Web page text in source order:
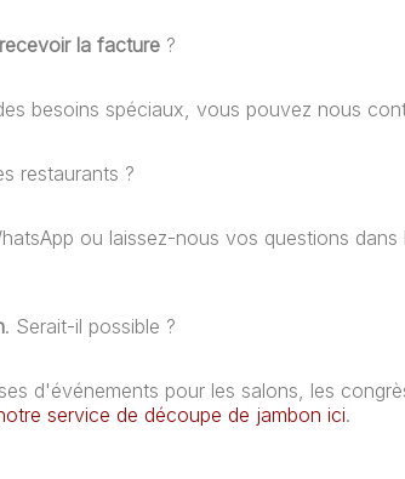
la facture ?
besoins spéciaux, vous pouvez nous
restaurants ?
ou laissez-nous vos questions
. Serait-il possible ?
d'événements pour les salons, les
service de découpe de jambon ici.